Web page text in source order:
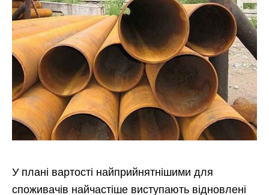
У плані вартості найприйнятнішими для
споживачів найчастіше виступають відновлені